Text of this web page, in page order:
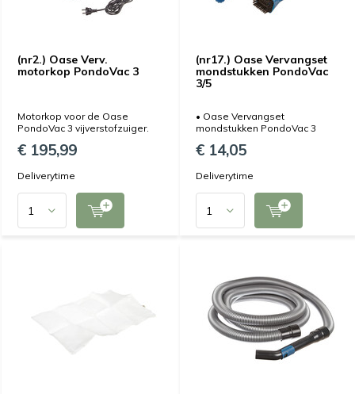
(nr2.) Oase Verv.
motorkop PondoVac 3
Motorkop voor de Oase
PondoVac 3 vijverstofzuiger.
€ 195,99
Deliverytime
(nr17.) Oase Vervangset
mondstukken PondoVac
3/5
• Oase Vervangset
mondstukken PondoVac 3
€ 14,05
Deliverytime